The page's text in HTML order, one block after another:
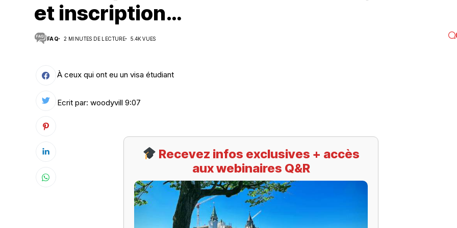
Suivi des démarches
Votre Profession/formation
et inscription…
FAQ 2 MINUTES DE LECTURE 5.4K VUES
À ceux qui ont eu un visa étudiant
Ecrit par: woodyvill 9:07
Recevez infos exclusives + accès
aux webinaires Q&R